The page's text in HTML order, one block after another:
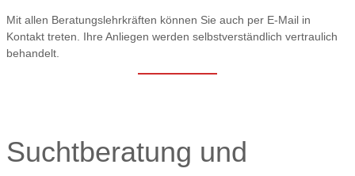
Mit allen Beratungslehrkräften können Sie auch per E-Mail in
Kontakt treten. Ihre Anliegen werden selbstverständlich vertraulich
behandelt.
Suchtberatung und